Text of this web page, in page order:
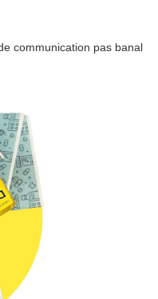
communication pas banal